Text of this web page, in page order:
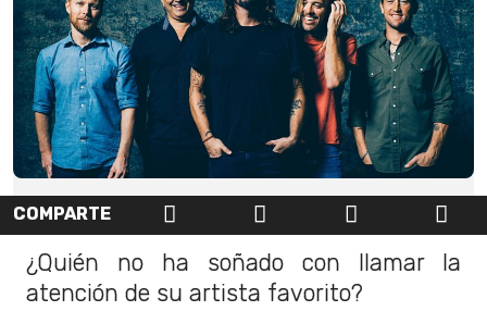
COMPARTE
¿Quién no ha soñado con llamar la
atención de su artista favorito?